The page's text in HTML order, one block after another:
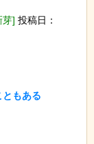
芽] 投稿日：
もある